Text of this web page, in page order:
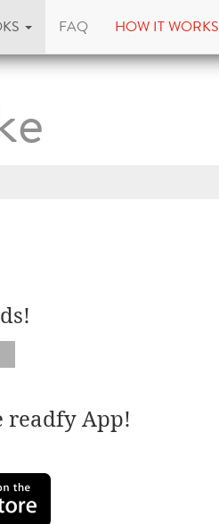
FAQ HOW IT WORKS
readfy App!